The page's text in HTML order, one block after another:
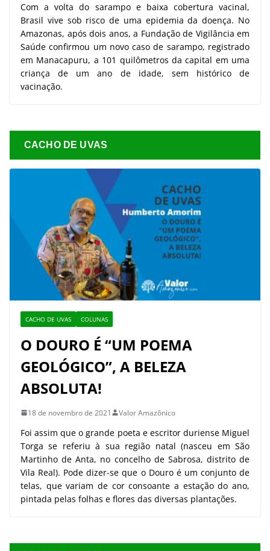
Com a volta do sarampo e baixa cobertura vacinal,
Brasil vive sob risco de uma epidemia da doença. No
Amazonas, após dois anos, a Fundação de Vigilância em
Saúde confirmou um novo caso de sarampo, registrado
em Manacapuru, a 101 quilômetros da capital em uma
criança de um ano de idade, sem histórico de
vacinação.
CACHO DE UVAS
CACHO DE UVAS COLUNAS
O DOURO É “UM POEMA
GEOLÓGICO”, A BELEZA
ABSOLUTA!
18 de novembro de 2021 Valor Amazônico
Foi assim que o grande poeta e escritor duriense Miguel
Torga se referiu à sua região natal (nasceu em São
Martinho de Anta, no concelho de Sabrosa, distrito de
Vila Real). Pode dizer-se que o Douro é um conjunto de
telas, que variam de cor consoante a estação do ano,
pintada pelas folhas e flores das diversas plantações.